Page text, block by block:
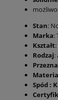
Stan:
Marka:
Kształt
Rodzaj:
Spód :